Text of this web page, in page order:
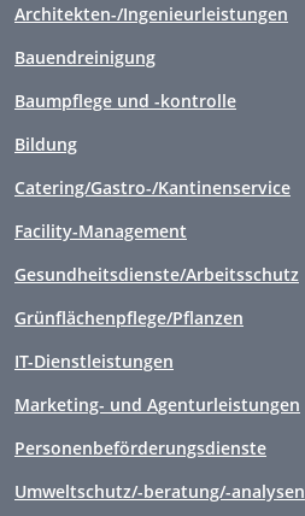
Architekten-/Ingenieurleistungen
Bauendreinigung
Baumpflege und -kontrolle
Bildung
Catering/Gastro-/Kantinenservice
Facility-Management
Gesundheitsdienste/Arbeitsschutz
Grünflächenpflege/Pflanzen
IT-Dienstleistungen
Marketing- und Agenturleistungen
Personenbeförderungsdienste
Umweltschutz/-beratung/-analysen